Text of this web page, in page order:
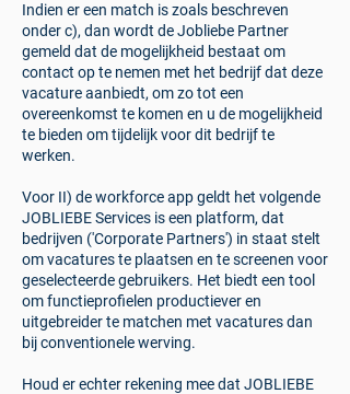
Indien er een match is zoals beschreven
onder c), dan wordt de Jobliebe Partner
gemeld dat de mogelijkheid bestaat om
contact op te nemen met het bedrijf dat deze
vacature aanbiedt, om zo tot een
overeenkomst te komen en u de mogelijkheid
te bieden om tijdelijk voor dit bedrijf te
werken.
Voor II) de workforce app geldt het volgende
​JOBLIEBE Services is een platform, dat
bedrijven ('Corporate Partners') in staat stelt
om vacatures te plaatsen en te screenen voor
geselecteerde gebruikers. Het biedt een tool
om functieprofielen productiever en
uitgebreider te matchen met vacatures dan
bij conventionele werving.
Houd er echter rekening mee dat JOBLIEBE